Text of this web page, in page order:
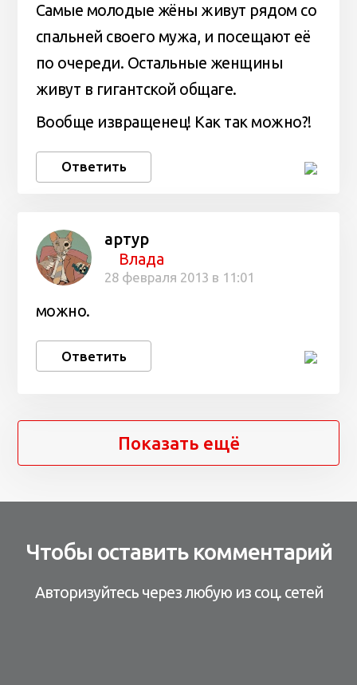
Самые молодые жёны живут рядом со
спальней своего мужа, и посещают её
по очереди. Остальные женщины
живут в гигантской общаге.
Вообще извращенец! Как так можно?!
Ответить
артур
Влада
28 февраля 2013 в 11:01
можно.
Ответить
Показать ещё
Чтобы оставить комментарий
Авторизуйтесь через любую из соц. сетей